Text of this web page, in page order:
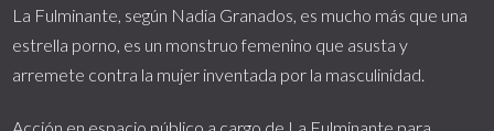
La Fulminante, según Nadia Granados, es mucho más que una
estrella porno, es un monstruo femenino que asusta y
arremete contra la mujer inventada por la masculinidad.